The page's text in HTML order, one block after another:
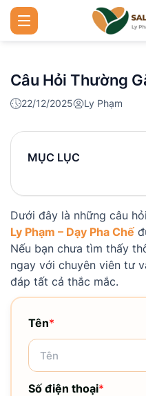
Câu Hỏi Thường
22/12/2025 Ly Phạm
MỤC LỤC
Dưới đây là những câu hỏi
Ly Phạm – Dạy Pha Chế
Nếu bạn chưa tìm thấy
ngay với chuyên viên tư
đáp tất cả thắc mắc.
Tên*
Số điện thoại*